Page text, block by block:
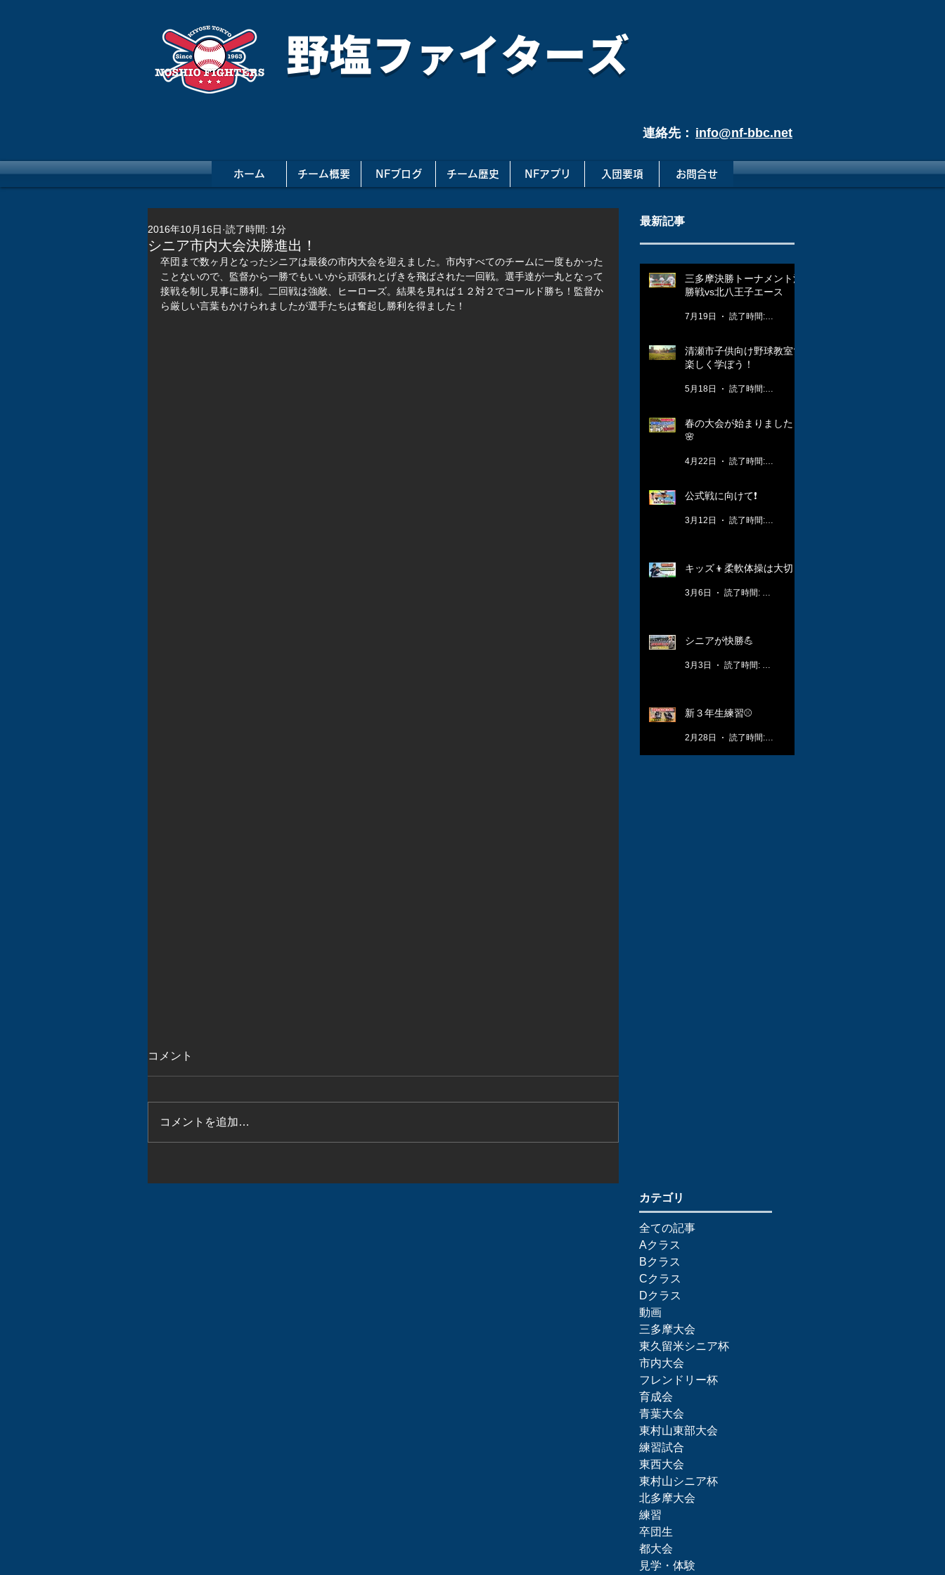
野塩ファイターズ
連絡先： info@nf-bbc.net
ホーム チーム概要 NFブログ チーム歴史 NFアプリ 入団要項 お問合せ
シニア市内大会決勝進出！
2016年10月16日 読了時間: 1分
卒団まで数ヶ月となったシニアは最後の市内大会を迎えました。市内すべてのチームに一度もかった
ことないので、監督から一勝でもいいから頑張れとげきを飛ばされた一回戦。選手達が一丸となって
接戦を制し見事に勝利。二回戦は強敵、ヒーローズ。結果を見れば１２対２でコールド勝ち！監督か
ら厳しい言葉もかけられましたが選手たちは奮起し勝利を得ました！
コメント
コメントを追加…
最新記事
三多摩決勝トーナメント決
勝戦vs北八王子エース
7月19日
清瀬市子供向け野球教室で
楽しく学ぼう！
5月18日
春の大会が始まりました！
🌸
4月22日
公式戦に向けて❗️
3月12日
キッズ👦柔軟体操は大切🤸
3月6日
シニアが快勝💪
3月3日
新３年生練習⚾️
2月28日
​カテゴリ
全ての記事
Aクラス
Bクラス
Cクラス
Dクラス
動画
三多摩大会
東久留米シニア杯
市内大会
フレンドリー杯
育成会
青葉大会
東村山東部大会
練習試合
東西大会
東村山シニア杯
北多摩大会
練習
卒団生
都大会
見学・体験